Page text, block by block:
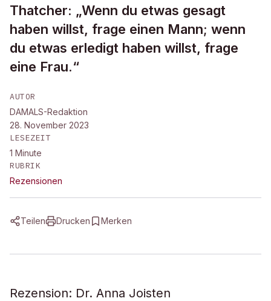
Thatcher: „Wenn du etwas gesagt
haben willst, frage einen Mann; wenn
du etwas erledigt haben willst, frage
eine Frau.“
AUTOR
DAMALS-Redaktion
28. November 2023
LESEZEIT
1 Minute
RUBRIK
Rezensionen
Teilen Drucken Merken
Rezension: Dr. Anna Joisten